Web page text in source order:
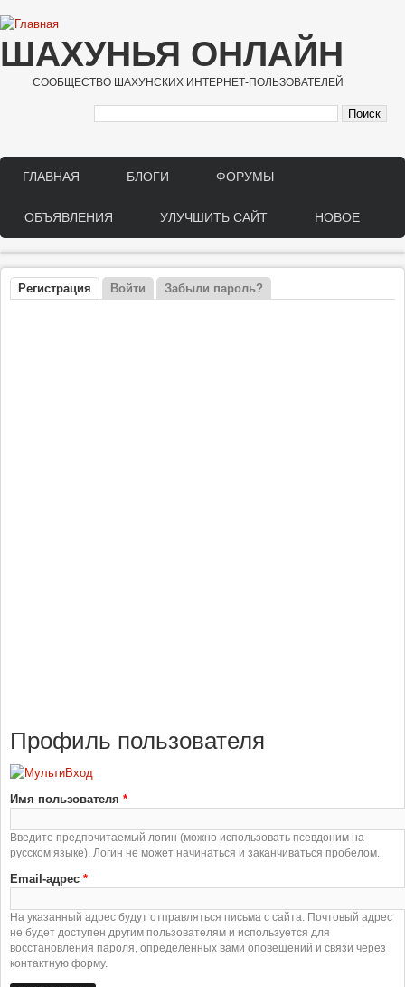
Перейти к основному содержанию
ШАХУНЬЯ ОНЛАЙН
СООБЩЕСТВО ШАХУНСКИХ ИНТЕРНЕТ-ПОЛЬЗОВАТЕЛЕЙ
Main menu
ГЛАВНАЯ БЛОГИ ФОРУМЫ
ОБЪЯВЛЕНИЯ УЛУЧШИТЬ САЙТ НОВОЕ
Главные вкладки
Регистрация (активная вкладка)
Войти Забыли пароль?
Профиль пользователя
Имя пользователя *
Введите предпочитаемый логин (можно использовать псевдоним на
русском языке). Логин не может начинаться и заканчиваться пробелом.
Email-адрес *
На указанный адрес будут отправляться письма с сайта. Почтовый адрес
не будет доступен другим пользователям и используется для
восстановления пароля, определённых вами оповещений и связи через
контактную форму.